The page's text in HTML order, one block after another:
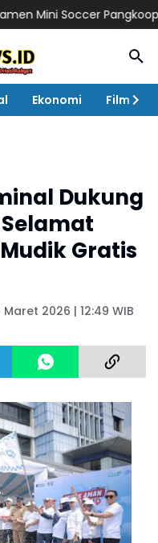
Soccer Pangkoops TNI
Ekonomi Film
Dukung
Gratis
Maret 2026 | 12:49 WIB